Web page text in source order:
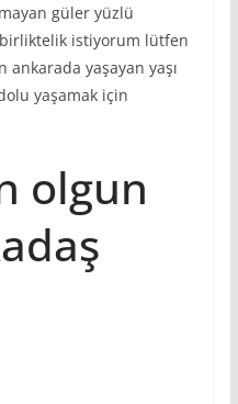
güler yüzlü
birliktelik istiyorum lütfen
yaşayan yaşı
yaşamak için
olgun